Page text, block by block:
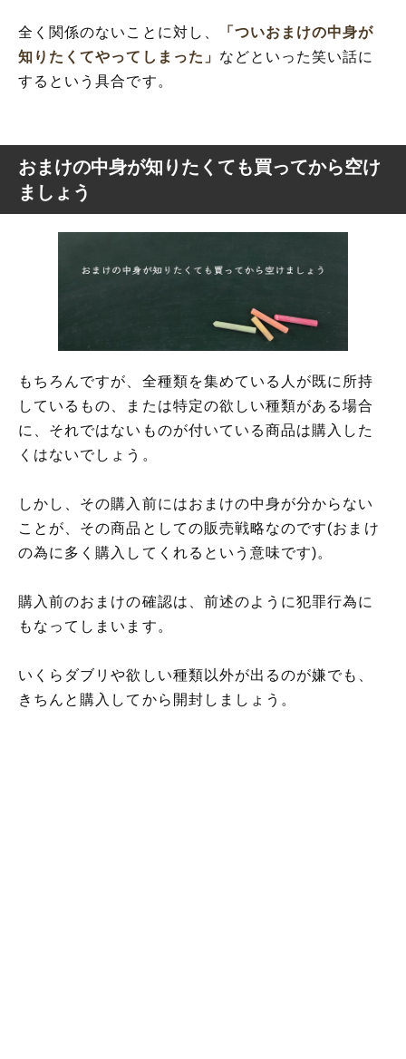
全く関係のないことに対し、
「ついおまけの中身が
知りたくてやってしまった」 などといった笑い話に
するという具合です。
おまけの中身が知りたくても買ってから空け
ましょう
もちろんですが、全種類を集めている人が既に所持
しているもの、または特定の欲しい種類がある場合
に、それではないものが付いている商品は購入した
くはないでしょう。
しかし、その購入前にはおまけの中身が分からない
ことが、その商品としての販売戦略なのです(おまけ
の為に多く購入してくれるという意味です)。
購入前のおまけの確認は、前述のように犯罪行為に
もなってしまいます。
いくらダブリや欲しい種類以外が出るのが嫌でも、
きちんと購入してから開封しましょう。